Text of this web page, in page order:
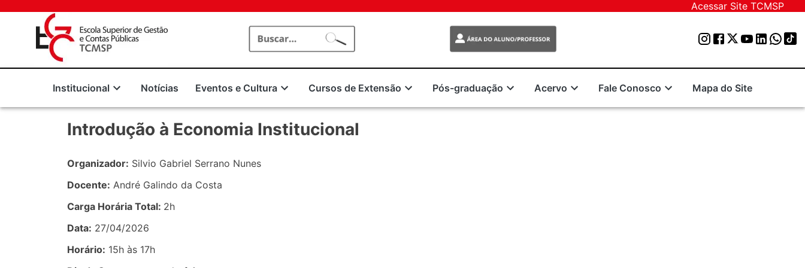
Acessar Site TCMSP
Institucional Notícias Eventos e Cultura Cursos de Extensão Pós-graduação Acervo Fale Conosco Mapa do Site
Introdução à Economia Institucional
Organizador: Silvio Gabriel Serrano Nunes
Docente: André Galindo da Costa
Carga Horária Total: 2h
Data: 27/04/2026
Horário: 15h às 17h